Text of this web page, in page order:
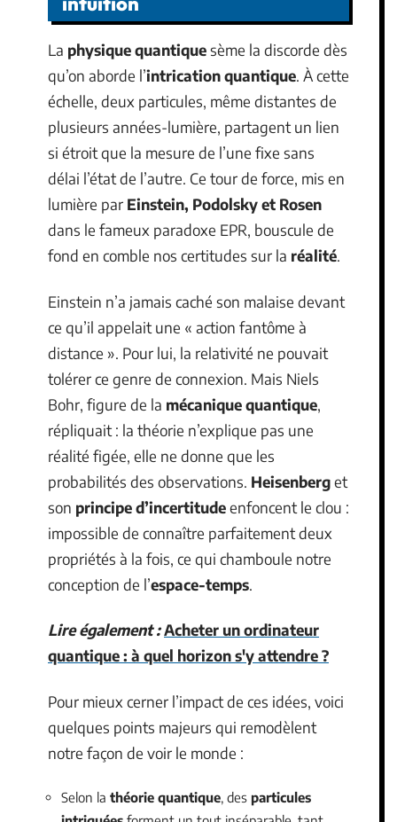
La physique quantiquesème la discorde dès
qu’on aborde l’intrication quantique. À cette
échelle, deux particules, même distantes de
plusieurs années-lumière, partagent un lien
si étroit que la mesure de l’une fixe sans
délai l’état de l’autre. Ce tour de force, mis en
lumière par Einstein, Podolsky et Rosen
dans le fameux paradoxe EPR, bouscule de
fond en comble nos certitudes sur la réalité.
Einstein n’a jamais caché son malaise devant
ce qu’il appelait une « action fantôme à
distance ». Pour lui, la relativité ne pouvait
tolérer ce genre de connexion. Mais Niels
Bohr, figure de la mécanique quantique,
répliquait : la théorie n’explique pas une
réalité figée, elle ne donne que les
probabilités des observations. Heisenberget
son principe d’incertitudeenfoncent le clou :
impossible de connaître parfaitement deux
propriétés à la fois, ce qui chamboule notre
conception de l’espace-temps.
Lire également :Acheter un ordinateur
quantique : à quel horizon s'y attendre ?
Pour mieux cerner l’impact de ces idées, voici
quelques points majeurs qui remodèlent
notre façon de voir le monde :
Selon la théorie quantique, des particules